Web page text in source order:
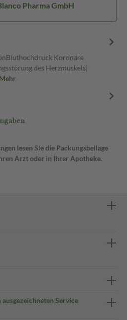
Pharma GmbH
Koronare
des Herzmuskels)
Mehr
lesen Sie die Packungsbeilage
Arzt oder in Ihrer Apotheke.
Service